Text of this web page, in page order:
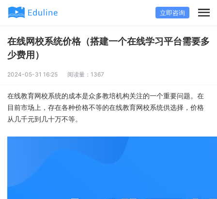
立即咨询
在线网校系统价格（搭建一个在线学习平台需要多
少费用）
2024-05-31 16:25 阅读量：1367
在线教育网校系统的成本是众多教培机构关注的一个重要问题。在
目前市场上，存在各种价格不等的在线教育网校系统供选择，价格
从几千元到几十万不等。